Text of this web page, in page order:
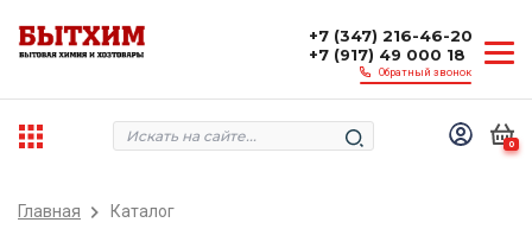
+7 (347) 216-46-20
+7 (917) 49 000 18
Обратный звонок
0
Главная Каталог